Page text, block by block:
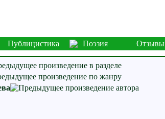
Публицистика Поэзия Отзывы